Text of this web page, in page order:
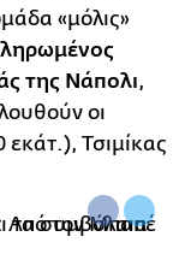
«μόλις»
της Νάπολι,
οι
Τσιμίκας